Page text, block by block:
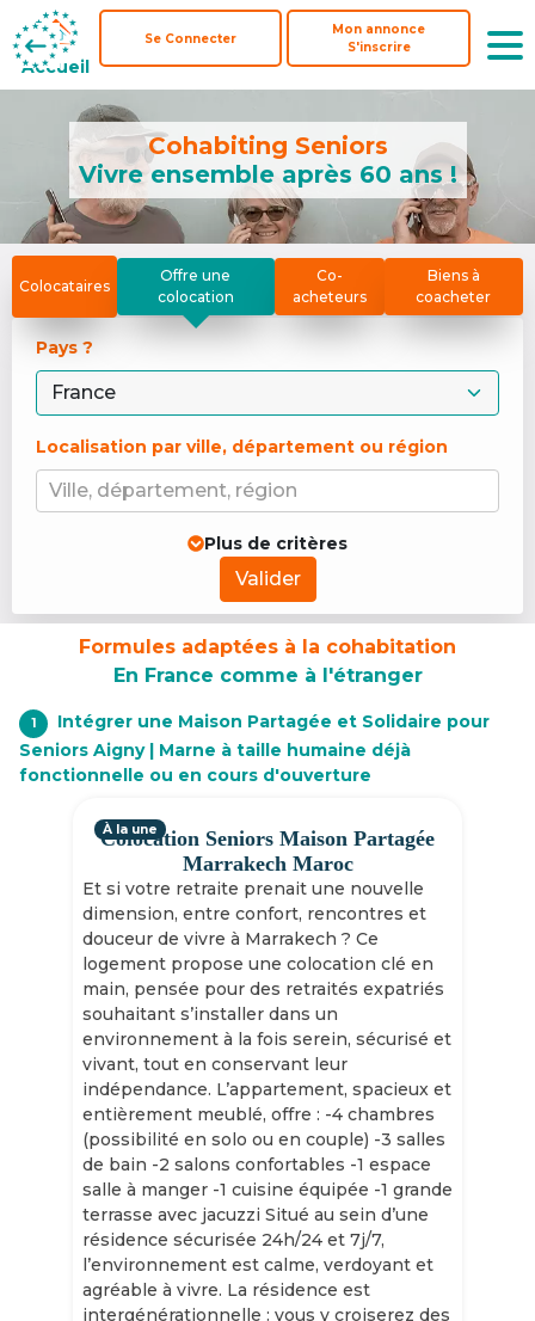
Accueil
Se Connecter
Mon annonce
S'inscrire
Accueil
Se Connecter
Mon annonce
S'inscrire
Cohabiting Seniors
Vivre ensemble après 60 ans !
Colocataires
Offre une
colocation
Co-
acheteurs
Biens à
coacheter
Pays ?
Localisation par ville, département ou région
Ville, département, région
Plus de critères
Valider
Formules adaptées à la cohabitation
En France comme à l'étranger
1
Intégrer une Maison Partagée et Solidaire pour
Seniors Aigny | Marne à taille humaine déjà
fonctionnelle ou en cours d'ouverture
Colocation Seniors Maison Partagée
Marrakech Maroc
Et si votre retraite prenait une nouvelle
dimension, entre confort, rencontres et
douceur de vivre à Marrakech ? Ce
logement propose une colocation clé en
main, pensée pour des retraités expatriés
souhaitant s’installer dans un
environnement à la fois serein, sécurisé et
vivant, tout en conservant leur
indépendance. L’appartement, spacieux et
entièrement meublé, offre : -4 chambres
(possibilité en solo ou en couple) -3 salles
de bain -2 salons confortables -1 espace
salle à manger -1 cuisine équipée -1 grande
terrasse avec jacuzzi Situé au sein d’une
résidence sécurisée 24h/24 et 7j/7,
l’environnement est calme, verdoyant et
agréable à vivre. La résidence est
intergénérationnelle : vous y croiserez des
À la une